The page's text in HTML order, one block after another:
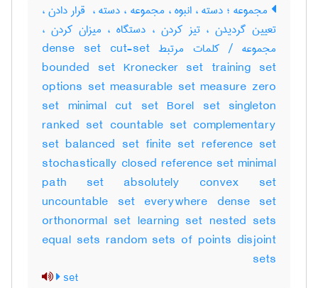
مجموعه ؛ دسته ، انبوه ، مجموعه ، دسته ، ‌ قرار دادن ،
تعیین گردیدن ، تیز کردن ، دستگاه ، میزان کردن ،
مجموعه / کلمات مرتبط dense set cut-set
bounded set Kronecker set training set
options set measurable set measure zero
set minimal cut set Borel set singleton
ranked set countable set complementary
set balanced set finite set reference set
stochastically closed reference set minimal
path set absolutely convex set
uncountable set everywhere dense set
orthonormal set learning set nested sets
equal sets random sets of points disjoint
sets
set